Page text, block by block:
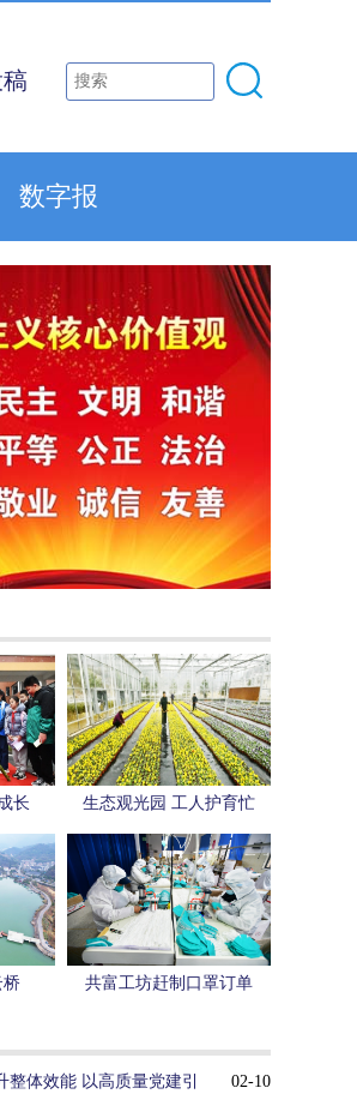
数字报
长 生态观光园 工人护育忙
桥 共富工坊赶制口罩订单
02-10
整体效能 以高质量党建引